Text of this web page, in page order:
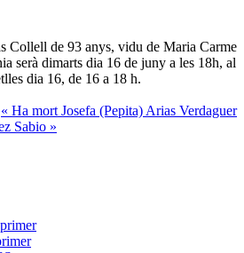
Collell de 93 anys, vidu de Maria Carme
serà dimarts dia 16 de juny a les 18h, al
dia 16, de 16 a 18 h.
« Ha mort Josefa (Pepita) Arias Verdaguer
Sabio »